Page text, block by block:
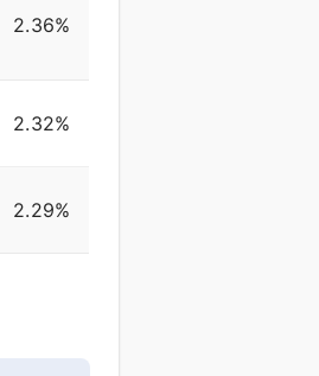
2.36%
2.32%
2.29%